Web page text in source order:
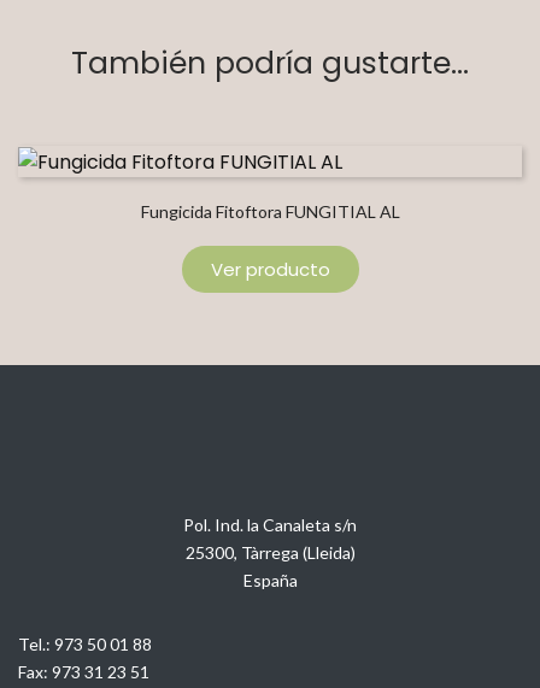
También podría gustarte...
Fungicida Fitoftora FUNGITIAL AL
Ver producto
Pol. Ind. la Canaleta s/n
25300, Tàrrega (Lleida)
España
Tel.: 973 50 01 88
Fax: 973 31 23 51